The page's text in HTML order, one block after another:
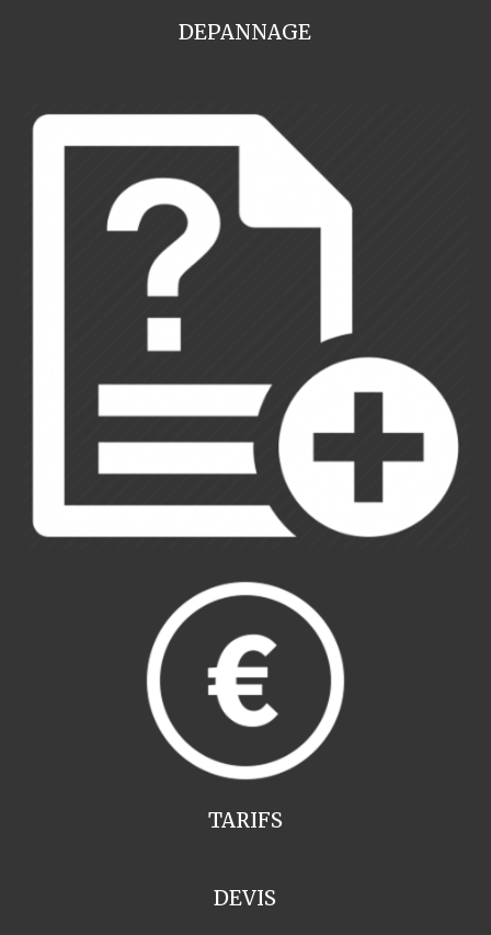
DEPANNAGE
TARIFS
DEVIS